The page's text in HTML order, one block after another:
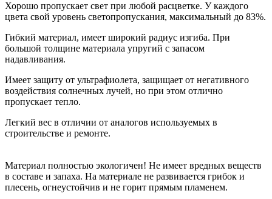
Хорошо пропускает свет при любой расцветке. У каждого
цвета свой уровень светопропускания, максимальный до 83%.
Гибкий материал, имеет широкий радиус изгиба. При
большой толщине материала упругий с запасом
надавливания.
Имеет защиту от ультрафиолета, защищает от негативного
воздействия солнечных лучей, но при этом отлично
пропускает тепло.
Легкий вес в отличии от аналогов используемых в
строительстве и ремонте.
Материал полностью экологичен! Не имеет вредных веществ
в составе и запаха. На материале не развивается грибок и
плесень, огнеустойчив и не горит прямым пламенем.